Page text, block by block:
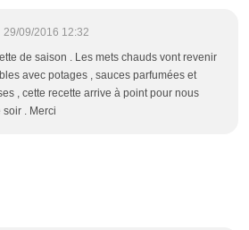
29/09/2016 12:32
de saison . Les mets chauds vont revenir
avec potages , sauces parfumées et
, cette recette arrive à point pour nous
. Merci